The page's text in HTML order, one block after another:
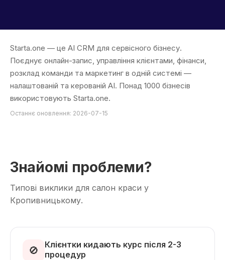
Starta.one — це AI CRM для сервісного бізнесу.
Поєднує онлайн-запис, управління клієнтами, фінанси,
розклад команди та маркетинг в одній системі —
налаштованій та керованій AI. Понад 1000 бізнесів
використовують Starta.one.
Останнє оновлення: 2026-07-15
Знайомі проблеми?
Типові виклики для салон краси у
Кропивницькому.
🚫
Клієнтки кидають курс після 2-3
процедур